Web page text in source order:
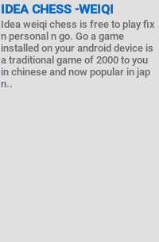
IDEA CHESS -WEIQI
Idea weiqi chess is free to play fix
n personal n go. Go a game
installed on your android device is
a traditional game of 2000 to you
in chinese and now popular in jap
n..